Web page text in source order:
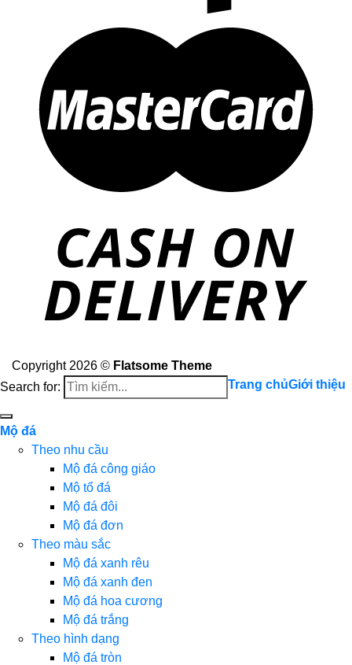
Copyright 2026 © Flatsome Theme
Search for:
Trang chủGiới thiệu
Mộ đá
Theo nhu cầu
Mộ đá công giáo
Mộ tổ đá
Mộ đá đôi
Mộ đá đơn
Theo màu sắc
Mộ đá xanh rêu
Mộ đá xanh đen
Mộ đá hoa cương
Mộ đá trắng
Theo hình dạng
Mộ đá tròn